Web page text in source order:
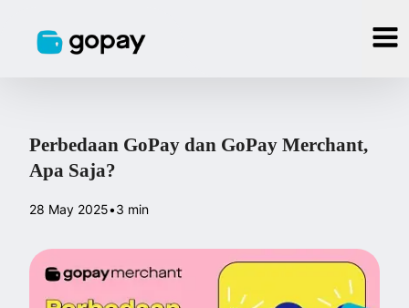
Perbedaan GoPay dan GoPay Merchant,
Apa Saja?
28 May 2025•3 min